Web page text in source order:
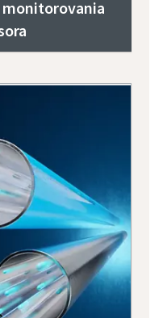
monitorovania